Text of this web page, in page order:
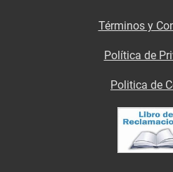
Términos y
Política de
Politica de